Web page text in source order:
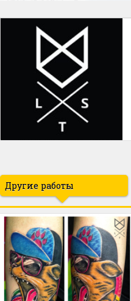
Другие работы